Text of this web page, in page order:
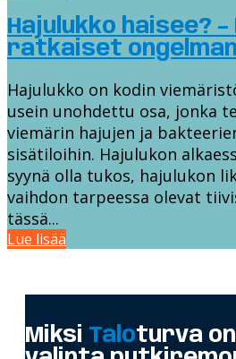
Hajulukko haisee? –
ratkaiset ongelman
Hajulukko on kodin
usein unohdettu osa, jonka
viemärin hajujen ja
sisätiloihin. Hajulukon
syynä olla tukos, hajulukon
vaihdon tarpeessa olevat
tässä...
Lue lisää
Miksi Taloturva